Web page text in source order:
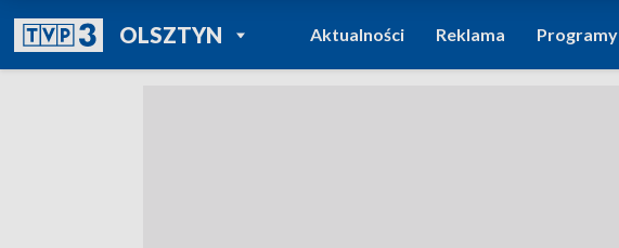
OLSZTYNPOWRÓT DO
TVP REGIONY
Aktualności Reklama Programy